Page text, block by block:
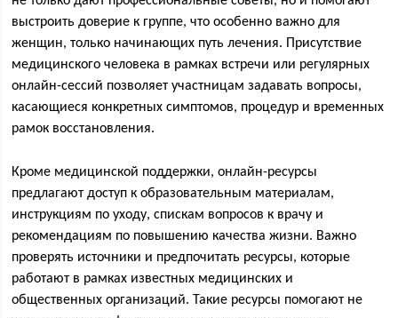
выстроить доверие к группе, что особенно важно для
женщин, только начинающих путь лечения. Присутствие
медицинского человека в рамках встречи или регулярных
онлайн-сессий позволяет участницам задавать вопросы,
касающиеся конкретных симптомов, процедур и временных
рамок восстановления.
Кроме медицинской поддержки, онлайн-ресурсы
предлагают доступ к образовательным материалам,
инструкциям по уходу, спискам вопросов к врачу и
рекомендациям по повышению качества жизни. Важно
проверять источники и предпочитать ресурсы, которые
работают в рамках известных медицинских и
общественных организаций. Такие ресурсы помогают не